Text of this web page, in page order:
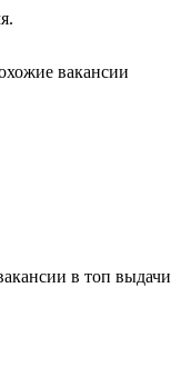
вакансии
в топ выдачи